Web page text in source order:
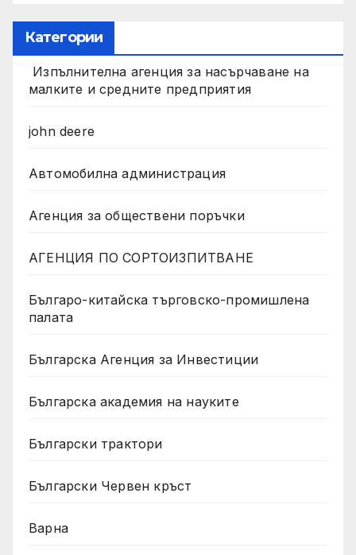
Категории
Изпълнителна агенция за насърчаване на
малките и средните предприятия
john deere
Автомобилна администрация
Агенция за обществени поръчки
АГЕНЦИЯ ПО СОРТОИЗПИТВАНЕ
Българо-китайска търговско-промишлена
палата
Българска Агенция за Инвестиции
Българска академия на науките
Български трактори
Български Червен кръст
Варна